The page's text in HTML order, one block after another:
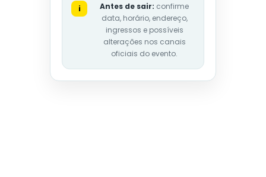
i Antes de sair: confirme
data, horário, endereço,
ingressos e possíveis
alterações nos canais
oficiais do evento.